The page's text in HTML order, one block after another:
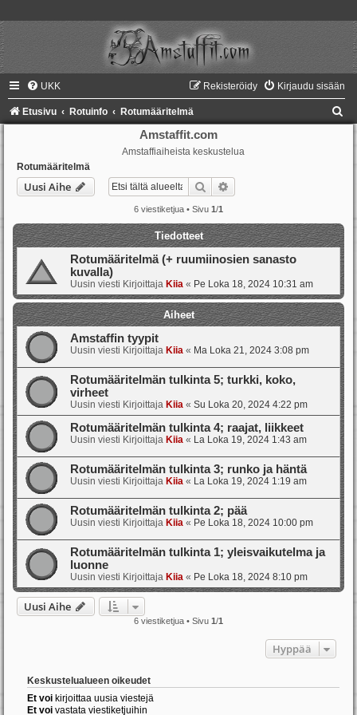
UKK Kirjaudu sisään
Rekisteröidy
Etusivu Rotuinfo Rotumääritelmä
Amstaffit.com
Amstaffiaiheista keskustelua
Rotumääritelmä
Uusi Aihe Etsi
6 viestiketjua • Sivu 1/1
Tiedotteet
Rotumääritelmä (+ ruumiinosien sanasto
kuvalla)
Uusin viesti Kirjoittaja Kiia « Pe Loka 18, 2024 10:31 am
Aiheet
Amstaffin tyypit
Uusin viesti Kirjoittaja Kiia « Ma Loka 21, 2024 3:08 pm
Rotumääritelmän tulkinta 5; turkki, koko,
virheet
Uusin viesti Kirjoittaja Kiia « Su Loka 20, 2024 4:22 pm
Rotumääritelmän tulkinta 4; raajat, liikkeet
Uusin viesti Kirjoittaja Kiia « La Loka 19, 2024 1:43 am
Rotumääritelmän tulkinta 3; runko ja häntä
Uusin viesti Kirjoittaja Kiia « La Loka 19, 2024 1:19 am
Rotumääritelmän tulkinta 2; pää
Uusin viesti Kirjoittaja Kiia « Pe Loka 18, 2024 10:00 pm
Rotumääritelmän tulkinta 1; yleisvaikutelma ja
luonne
Uusin viesti Kirjoittaja Kiia « Pe Loka 18, 2024 8:10 pm
Uusi Aihe
6 viestiketjua • Sivu 1/1
Hyppää
Keskustelualueen oikeudet
Et voi kirjoittaa uusia viestejä
Et voi vastata viestiketjuihin